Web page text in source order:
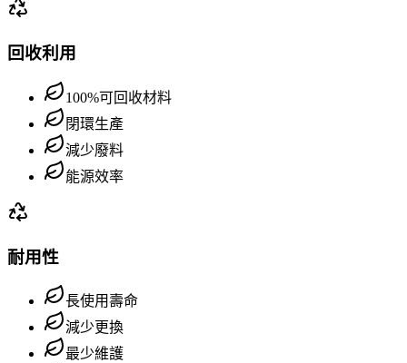
回收利用
100%可回收材料
閉環生產
減少廢料
能源效率
耐用性
長使用壽命
減少更換
最少維護